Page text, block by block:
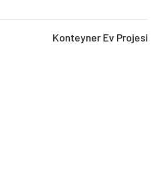
Konteyner Ev Projesi